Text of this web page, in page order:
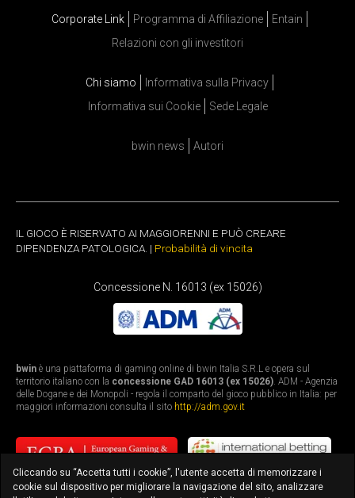
Corporate Link Programma di Affiliazione
Entain
Relazioni con gli investitori
Chi siamo
Informativa sulla Privacy
Informativa sui Cookie
Sede Legale
bwin news Autori
IL GIOCO È RISERVATO AI MAGGIORENNI E PUÒ CREARE
DIPENDENZA PATOLOGICA. | Probabilità di vincita
Concessione N. 16013 (ex 15026)
bwin è una piattaforma di gaming online di bwin Italia S.R.L e opera sul
territorio italiano con la concessione GAD 16013 (ex 15026). ADM - Agenzia
delle Dogane e dei Monopoli - regola il comparto del gioco pubblico in Italia: per
maggiori informazioni consulta il sito http://adm.gov.it
Cliccando su “Accetta tutti i cookie”, l'utente accetta di memorizzare i
cookie sul dispositivo per migliorare la navigazione del sito, analizzare